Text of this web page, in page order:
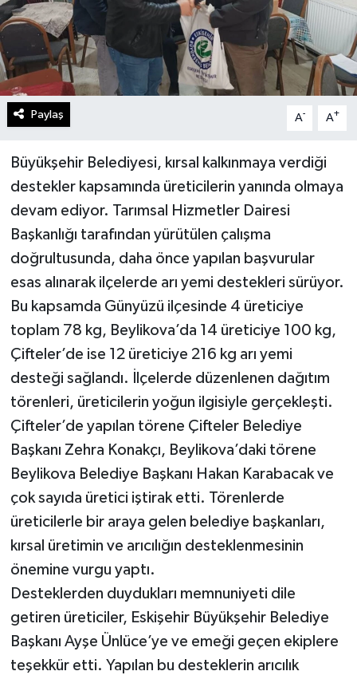
Paylaş A- A+
Büyükşehir Belediyesi, kırsal kalkınmaya verdiği
destekler kapsamında üreticilerin yanında olmaya
devam ediyor. Tarımsal Hizmetler Dairesi
Başkanlığı tarafından yürütülen çalışma
doğrultusunda, daha önce yapılan başvurular
esas alınarak ilçelerde arı yemi destekleri sürüyor.
Bu kapsamda Günyüzü ilçesinde 4 üreticiye
toplam 78 kg, Beylikova’da 14 üreticiye 100 kg,
Çifteler’de ise 12 üreticiye 216 kg arı yemi
desteği sağlandı. İlçelerde düzenlenen dağıtım
törenleri, üreticilerin yoğun ilgisiyle gerçekleşti.
Çifteler’de yapılan törene Çifteler Belediye
Başkanı Zehra Konakçı, Beylikova’daki törene
Beylikova Belediye Başkanı Hakan Karabacak ve
çok sayıda üretici iştirak etti. Törenlerde
üreticilerle bir araya gelen belediye başkanları,
kırsal üretimin ve arıcılığın desteklenmesinin
önemine vurgu yaptı.
Desteklerden duydukları memnuniyeti dile
getiren üreticiler, Eskişehir Büyükşehir Belediye
Başkanı Ayşe Ünlüce’ye ve emeği geçen ekiplere
teşekkür etti. Yapılan bu desteklerin arıcılık
Sağlık
Spor
Teknoloji
Yaşam